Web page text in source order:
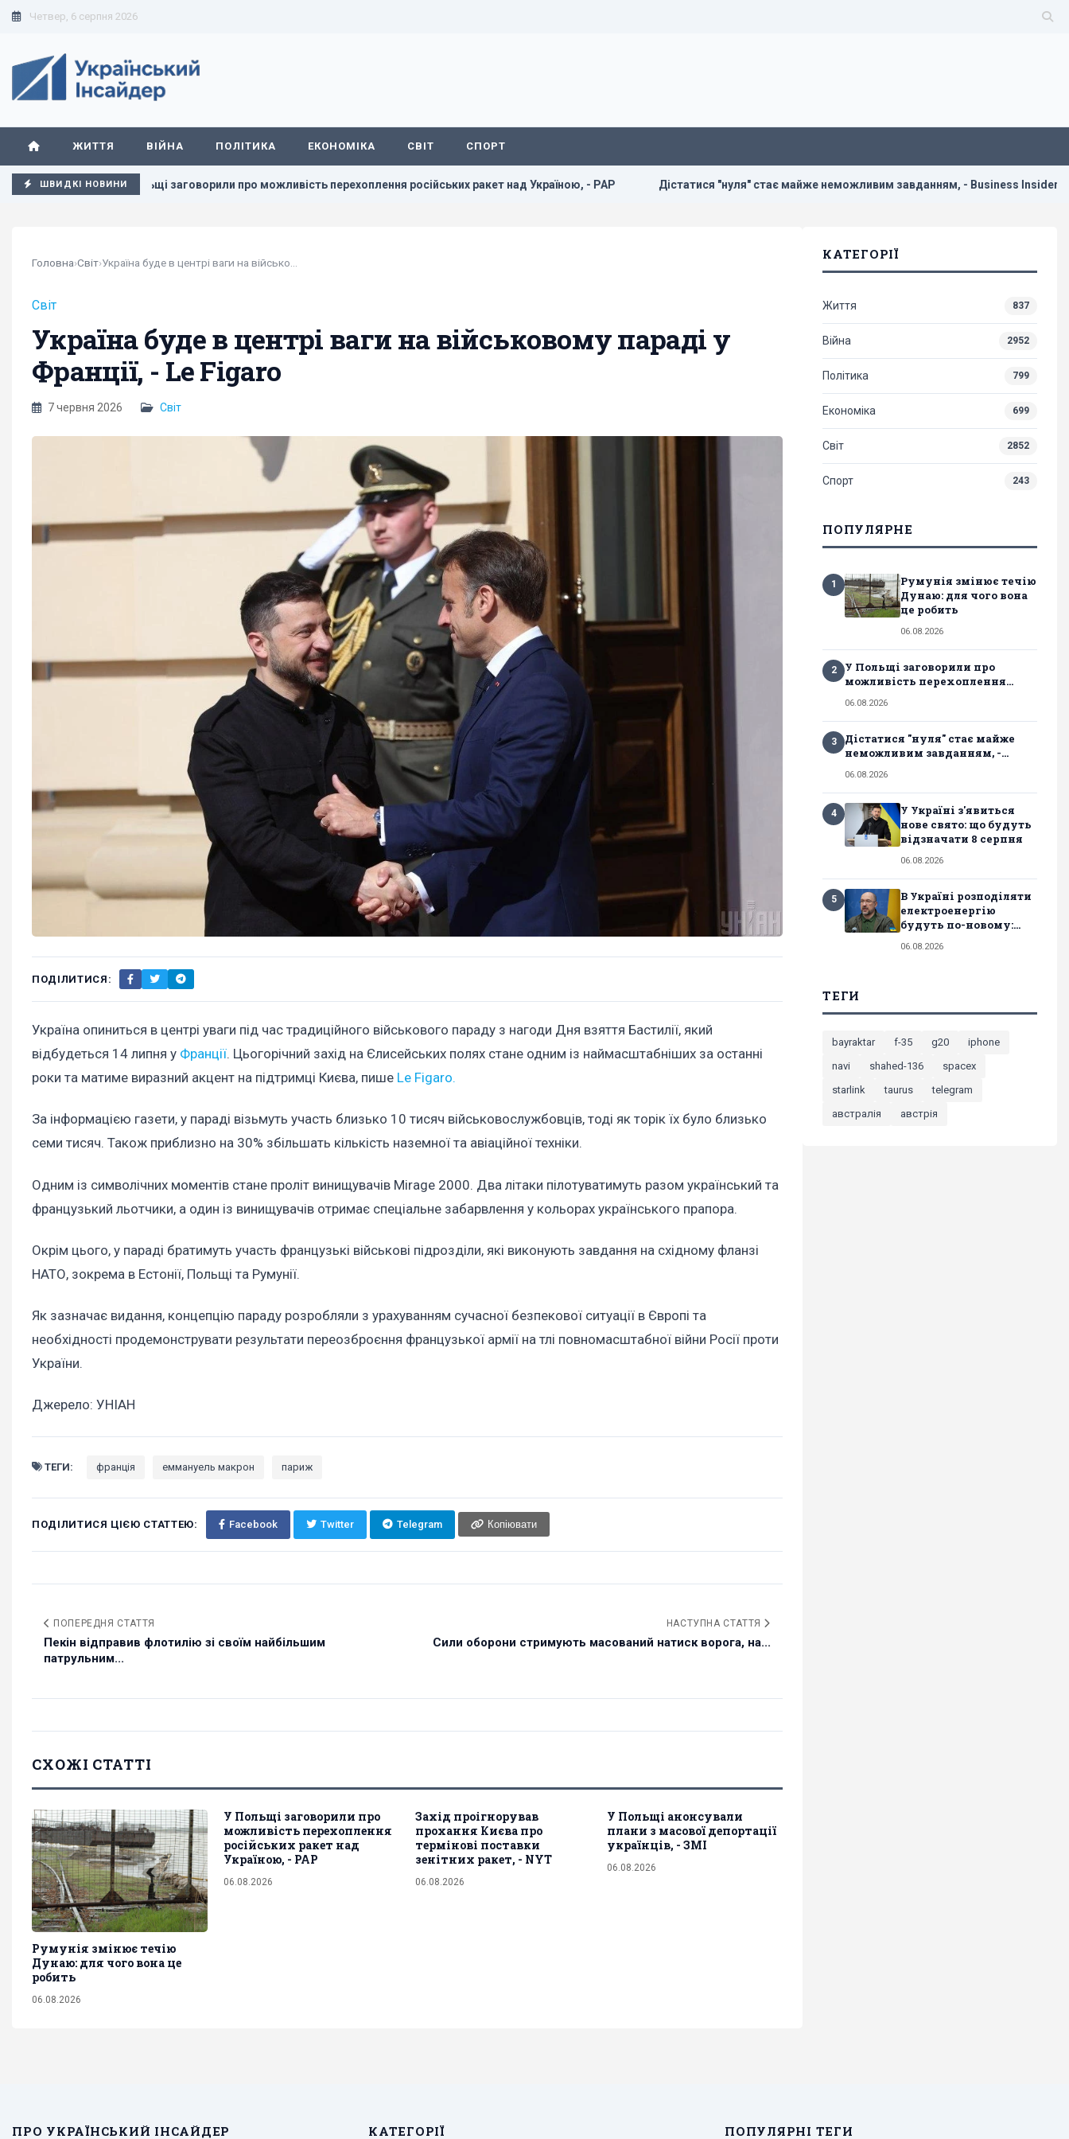
Четвер, 6 серпня 2026
ЖИТТЯ ВІЙНА ПОЛІТИКА ЕКОНОМІКА СВІТ СПОРТ
ШВИДКІ НОВИНИ
У Польщі заговорили про можливість перехоплення російських ракет над Україною, - PAP Дістатися "нуля" стає майже неможливим завданням, - Business Insider У
Головна›Світ›
Світ
Україна буде в центрі ваги на військовому параді у
Франції, - Le Figaro
7 червня 2026 Світ
ПОДІЛИТИСЯ:
Україна опиниться в центрі уваги під час традиційного військового параду з нагоди Дня взяття Бастилії, який
відбудеться 14 липня у Франції. Цьогорічний захід на Єлисейських полях стане одним із наймасштабніших за останні
роки та матиме виразний акцент на підтримці Києва, пише Le Figaro.
За інформацією газети, у параді візьмуть участь близько 10 тисяч військовослужбовців, тоді як торік їх було близько
семи тисяч. Також приблизно на 30% збільшать кількість наземної та авіаційної техніки.
Одним із символічних моментів стане проліт винищувачів Mirage 2000. Два літаки пілотуватимуть разом український та
французький льотчики, а один із винищувачів отримає спеціальне забарвлення у кольорах українського прапора.
Окрім цього, у параді братимуть участь французькі військові підрозділи, які виконують завдання на східному фланзі
НАТО, зокрема в Естонії, Польщі та Румунії.
Як зазначає видання, концепцію параду розробляли з урахуванням сучасної безпекової ситуації в Європі та
необхідності продемонструвати результати переозброєння французької армії на тлі повномасштабної війни Росії проти
України.
Джерело: УНІАН
ТЕГИ: франція еммануель макрон париж
ПОДІЛИТИСЯ ЦІЄЮ СТАТТЕЮ: Facebook Twitter Telegram Копіювати
ПОПЕРЕДНЯ СТАТТЯ
Пекін відправив флотилію зі своїм найбільшим
патрульним...
НАСТУПНА СТАТТЯ
Сили оборони стримують масований натиск ворога, на...
СХОЖІ СТАТТІ
Румунія змінює течію
Дунаю: для чого вона це
робить
06.08.2026
У Польщі заговорили про
можливість перехоплення
російських ракет над
Україною, - PAP
06.08.2026
Захід проігнорував
прохання Києва про
термінові поставки
зенітних ракет, - NYT
06.08.2026
У Польщі анонсували
плани з масової депортації
українців, - ЗМІ
06.08.2026
КАТЕГОРІЇ
Життя 837
Війна 2952
Політика 799
Економіка 699
Світ 2852
Спорт 243
ПОПУЛЯРНЕ
1
Румунія змінює течію
Дунаю: для чого вона
це робить
06.08.2026
2
У Польщі заговорили про
можливість перехоплення...
06.08.2026
3
Дістатися "нуля" стає майже
неможливим завданням, -...
06.08.2026
4
У Україні з'явиться
нове свято: що будуть
відзначати 8 серпня
06.08.2026
5
В Україні розподіляти
електроенергію
будуть по-новому:...
06.08.2026
ТЕГИ
bayraktar f-35 g20
iphone
navi
shahed-136
spacex
starlink
taurus
telegram
австралія
австрія
ПРО УКРАЇНСЬКИЙ ІНСАЙДЕР КАТЕГОРІЇ ПОПУЛЯРНІ ТЕГИ